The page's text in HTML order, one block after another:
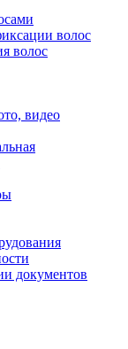
волос
волос
видео
документов